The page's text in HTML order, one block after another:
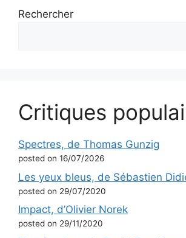
Rechercher
Critiques
Spectres, de Thomas Gunzig
posted on 16/07/2026
Les yeux bleus, de Sébastien
posted on 29/07/2020
Impact, d’Olivier Norek
posted on 29/11/2020